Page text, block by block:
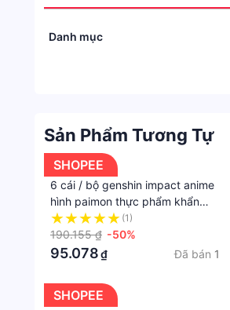
Danh mục
Sản Phẩm Tương Tự
SHOPEE
6 cái / bộ genshin impact anime
hình paimon thực phẩm khẩn
cấp nấu ăn phiên bản q bánh
trang trí xe pvc hình hành động
mô hình búp bê đồ chơi trẻ em
(1)
190.155 ₫ -50%
95.078₫ Đã bán 1
SHOPEE